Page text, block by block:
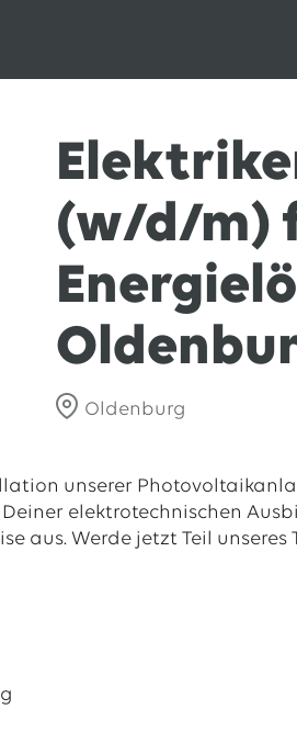
(w/d/m)
Oldenburg
unserer
elektrotechnischen
aus. Werde jetzt Teil